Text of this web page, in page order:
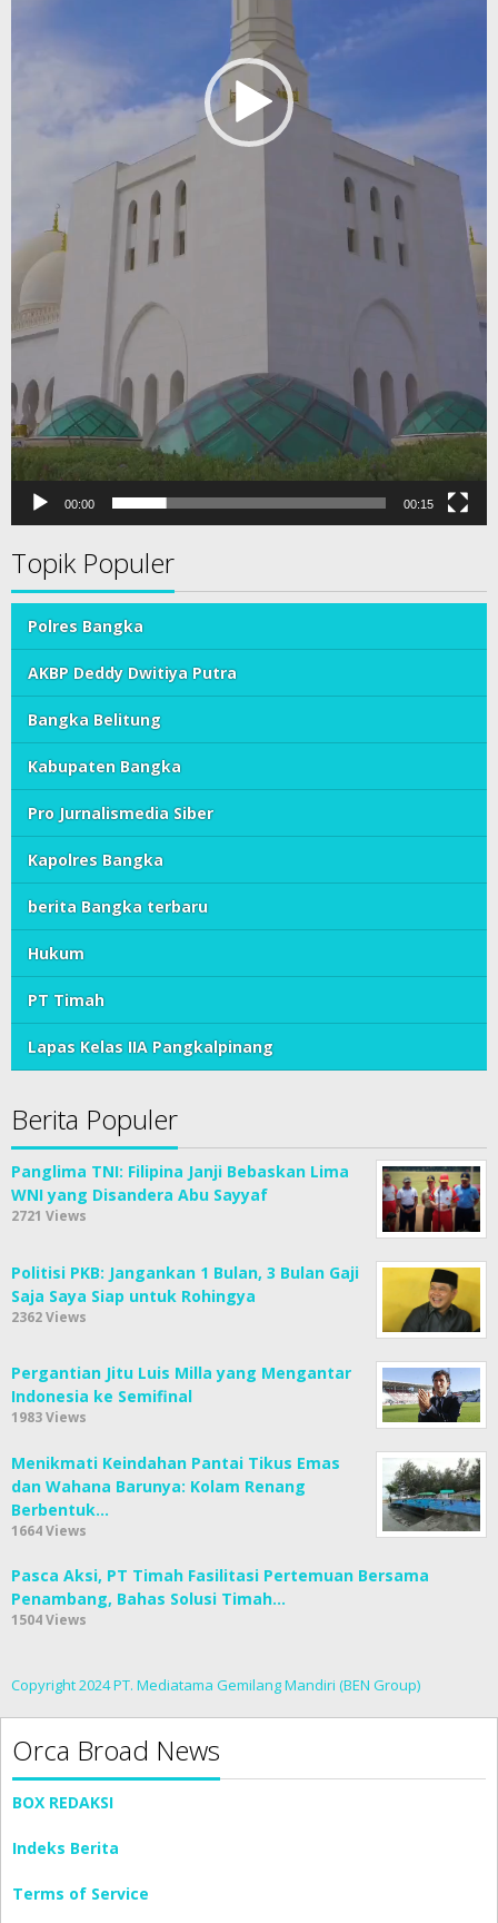
00:00 00:15
Topik Populer
Polres Bangka
AKBP Deddy Dwitiya Putra
Bangka Belitung
Kabupaten Bangka
Pro Jurnalismedia Siber
Kapolres Bangka
berita Bangka terbaru
Hukum
PT Timah
Lapas Kelas IIA Pangkalpinang
Berita Populer
Panglima TNI: Filipina Janji Bebaskan Lima
WNI yang Disandera Abu Sayyaf
2721 Views
Politisi PKB: Jangankan 1 Bulan, 3 Bulan Gaji
Saja Saya Siap untuk Rohingya
2362 Views
Pergantian Jitu Luis Milla yang Mengantar
Indonesia ke Semifinal
1983 Views
Menikmati Keindahan Pantai Tikus Emas
dan Wahana Barunya: Kolam Renang
Berbentuk…
1664 Views
Pasca Aksi, ⁠PT Timah Fasilitasi Pertemuan Bersama
Penambang, Bahas Solusi Timah…
1504 Views
Copyright 2024 PT. Mediatama Gemilang Mandiri (BEN Group)
Orca Broad News
BOX REDAKSI
Indeks Berita
Terms of Service